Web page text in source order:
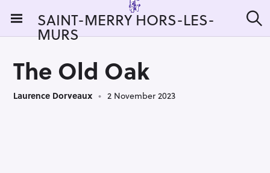
i
SAINT-MERRY HORS-LES-
MURS e
The Old Oak
Laurence Dorveaux 2 November 2023